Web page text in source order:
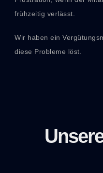
frühzeitig verlässt.
Wir haben ein
diese Probleme löst.